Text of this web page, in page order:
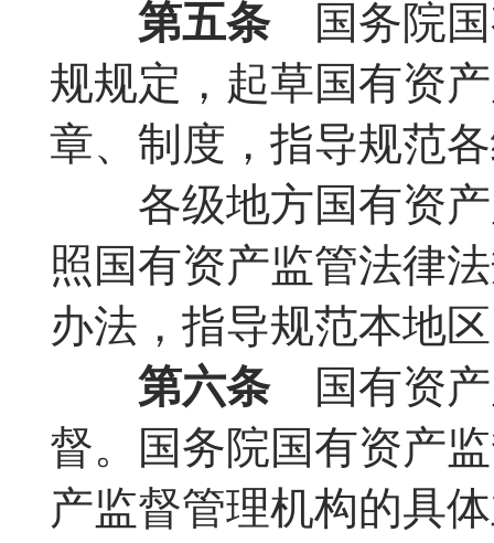
第五条国务院国
规规定，起草国有资
章、制度，指导规范
各级地方国有资产
照国有资产监管法律
办法，指导规范本地
第六条国有资产
督。国务院国有资产
产监督管理机构的具